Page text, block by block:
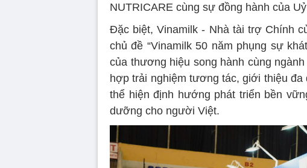
NUTRICARE cùng sự đồng hành của
Đặc biệt, Vinamilk - Nhà tài trợ Chính
chủ đề “Vinamilk 50 năm phụng sự
của thương hiệu song hành cùng
hợp trải nghiệm tương tác, giới thiệu
thể hiện định hướng phát triển bền
dưỡng cho người Việt.